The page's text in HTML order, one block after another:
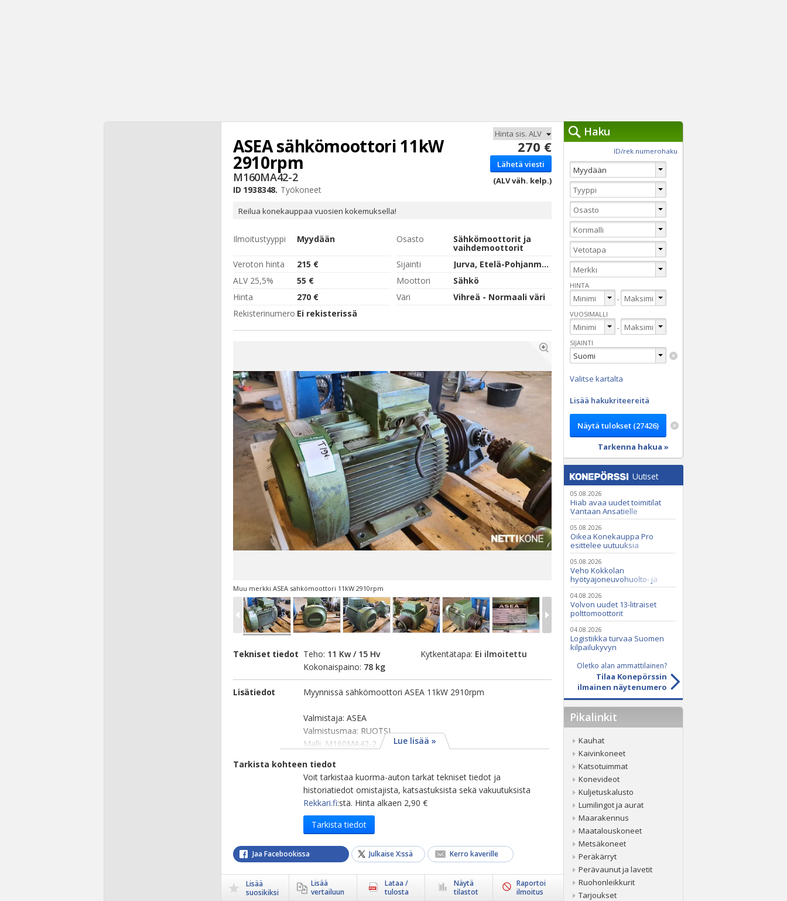
270 €
Lähetä viesti
(ALV väh. kelp.)
ASEA sähkömoottori 11kW
2910rpm
M160MA42-2
ID 1938348. Työkoneet
Reilua konekauppaa vuosien kokemuksella!
Ilmoitustyyppi Myydään Osasto Sähkömoottorit ja
vaihdemoottorit
Veroton hinta
215 € Sijainti
Jurva, Etelä-Pohjanmaa
ALV 25,5%
55 € Moottori
Sähkö
Hinta
270 € Väri
Vihreä - Normaali väri
Rekisterinumero Ei rekisterissä
Muu merkki ASEA sähkömoottori 11kW 2910rpm
Tekniset tiedot Teho: 11 Kw / 15 Hv
Kokonaispaino: 78 kg
Kytkentätapa: Ei ilmoitettu
Lisätiedot Myynnissä sähkömoottori ASEA 11kW 2910rpm
Valmistaja: ASEA
Valmistusmaa: RUOTSI
Malli: M160MA42-2
Lue lisää »
Tarkista kohteen tiedot
Voit tarkistaa kuorma-auton tarkat tekniset tiedot ja
historiatiedot omistajista, katsastuksista sekä vakuutuksista
Rekkari.fi:stä. Hinta alkaen 2,90 €
Tarkista tiedot
Jaa Facebookissa Julkaise X:ssä Kerro kaverille
Lisää
suosikiksi
Lisää
vertailuun
Lataa /
tulosta
Näytä
tilastot
Raportoi
ilmoitus
Haku
Hakutyökalut »
Tyhjennä haut
ID/rek.numerohaku
HINTA
-
VUOSIMALLI
-
SIJAINTI
Valitse kartalta
Lisää hakukriteereitä
Tarkenna hakua »
Uutiset
05.08.2026
Hiab avaa uudet toimitilat
Vantaan Ansatielle
05.08.2026
Oikea Konekauppa Pro
esittelee uutuuksia
ammattikäyttöön
05.08.2026
Veho Kokkolan
hyötyajoneuvohuolto- ja
varaosatoiminnot Q2 Service
Oy:lle lokakuussa
04.08.2026
Volvon uudet 13-litraiset
polttomoottorit
04.08.2026
Logistiikka turvaa Suomen
kilpailukyvyn
Oletko alan ammattilainen?
Tilaa Konepörssin
ilmainen näytenumero
Pikalinkit
Kauhat
Kaivinkoneet
Katsotuimmat
Konevideot
Kuljetuskalusto
Lumilingot ja aurat
Maarakennus
Maatalouskoneet
Metsäkoneet
Peräkärryt
Perävaunut ja lavetit
Ruohonleikkurit
Tarjoukset